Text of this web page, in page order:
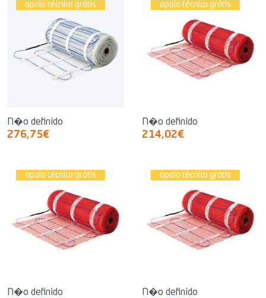
apoio técnico grátis
N�o definido
276,75€
apoio técnico grátis
N�o definido
214,02€
apoio técnico grátis
N�o definido
apoio técnico grátis
N�o definido